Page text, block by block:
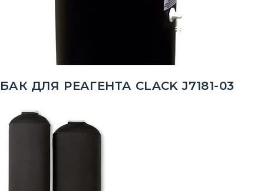
БАК ДЛЯ РЕАГЕНТА CLACK J7181-03